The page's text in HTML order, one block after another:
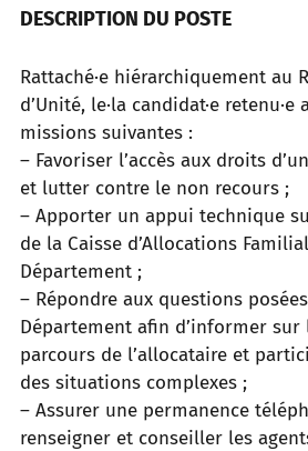
DESCRIPTION DU POSTE
Rattaché·e hiérarchiquement au
d’Unité, le·la candidat·e retenu·e
missions suivantes :
– Favoriser l’accès aux droits
et lutter contre le non recours ;
– Apporter un appui technique
de la Caisse d’Allocations
Département ;
– Répondre aux questions
Département afin d’informer sur
parcours de l’allocataire et
des situations complexes ;
– Assurer une permanence
renseigner et conseiller les